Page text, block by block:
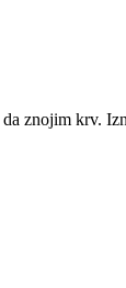
znojim krv.